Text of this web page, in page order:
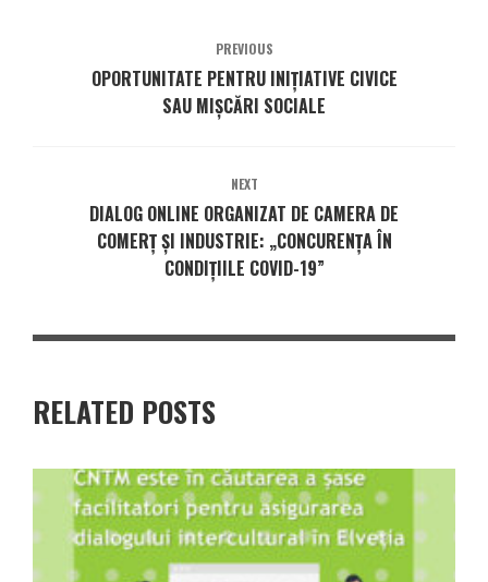
PREVIOUS
OPORTUNITATE PENTRU INIȚIATIVE CIVICE
SAU MIȘCĂRI SOCIALE
NEXT
DIALOG ONLINE ORGANIZAT DE CAMERA DE
COMERȚ ȘI INDUSTRIE: „CONCURENȚA ÎN
CONDIȚIILE COVID-19”
RELATED POSTS